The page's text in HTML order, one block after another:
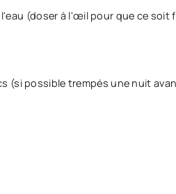
(doser à l'œil pour que ce soit
(si possible trempés une nuit